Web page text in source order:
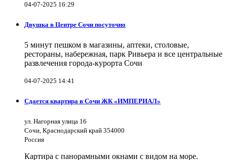
04-07-2025 16:29
Двушка в Центре Сочи посуточно
5 минут пешком в магазины, аптеки, столовые,
рестораны, набережная, парк Ривьера и все центральные
развлечения города-курорта Сочи
04-07-2025 14:41
Сдается квартира в Сочи ЖК «ИМПЕРИАЛ»
ул. Нагорная улица 16
Сочи, Краснодарский край 354000
Россия
Картира с панорамными окнами с видом на море.